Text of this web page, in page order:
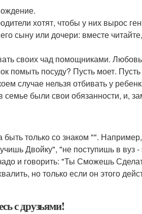
хотят, чтобы у них вырос
сыну или дочери: вместе
своих чад помощниками.
помыть посуду? Пусть моет.
случае нельзя отбивать у
семье были свои обязанности, и,
только со знаком "".
Двойку", "не поступишь в вуз
и говорить: "Ты Сможешь
но только если он этого
с друзьями!